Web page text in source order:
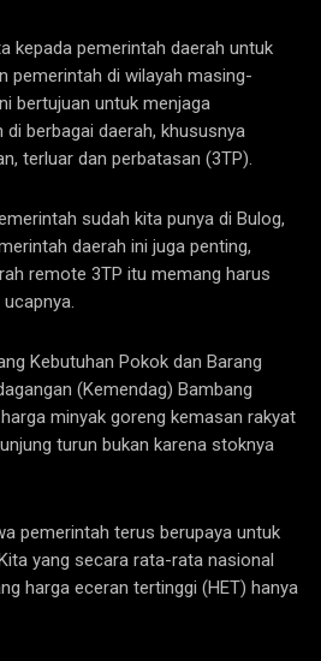
kepada pemerintah daerah untuk
pemerintah di wilayah masing-
bertujuan untuk menjaga
berbagai daerah, khususnya
terluar dan perbatasan (3TP).
sudah kita punya di Bulog,
daerah ini juga penting,
remote 3TP itu memang harus
ucapnya.
Kebutuhan Pokok dan Barang
(Kemendag) Bambang
minyak goreng kemasan rakyat
turun bukan karena stoknya
pemerintah terus berupaya untuk
yang secara rata-rata nasional
harga eceran tertinggi (HET) hanya